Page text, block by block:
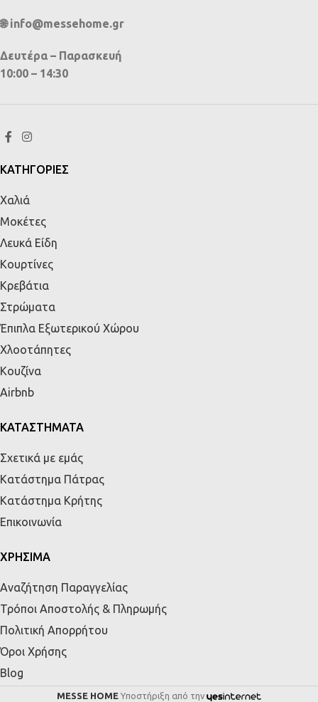
🌐 info@messehome.gr
Δευτέρα – Παρασκευή
10:00 – 14:30
ΚΑΤΗΓΟΡΙΕΣ
Χαλιά
Μοκέτες
Λευκά Είδη
Κουρτίνες
Κρεβάτια
Στρώματα
Έπιπλα Εξωτερικού Χώρου
Χλοοτάπητες
Κουζίνα
Airbnb
ΚΑΤΑΣΤΗΜΑΤΑ
Σχετικά με εμάς
Κατάστημα Πάτρας
Κατάστημα Κρήτης
Επικοινωνία
ΧΡΗΣΙΜΑ
Αναζήτηση Παραγγελίας
Τρόποι Αποστολής & Πληρωμής
Πολιτική Απορρήτου
Όροι Χρήσης
Blog
MESSE HOME Υποστήριξη από την